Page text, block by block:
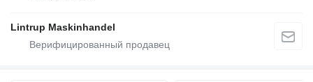
Lintrup Maskinhandel